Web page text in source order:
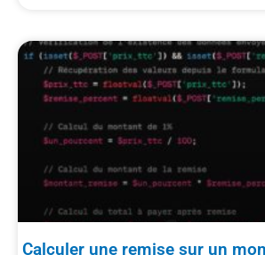
Calculer une remise sur un